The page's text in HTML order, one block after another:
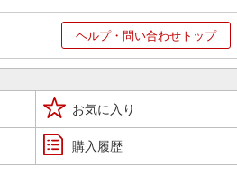
ヘルプ・問い合わせトップ
お気に入り
購入履歴